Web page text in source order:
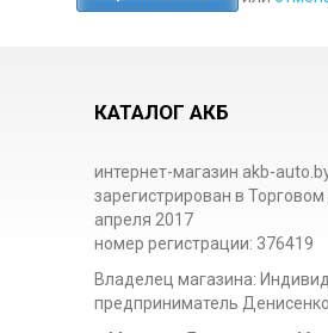
КАТАЛОГ АКБ
интернет-магазин akb-
зарегистрирован в Торговом
апреля 2017
номер регистрации: 376419
Владелец магазина:
предприниматель